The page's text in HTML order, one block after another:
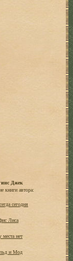
Джек
книги автора:
сегодня
Лиса
места нет
и Мод